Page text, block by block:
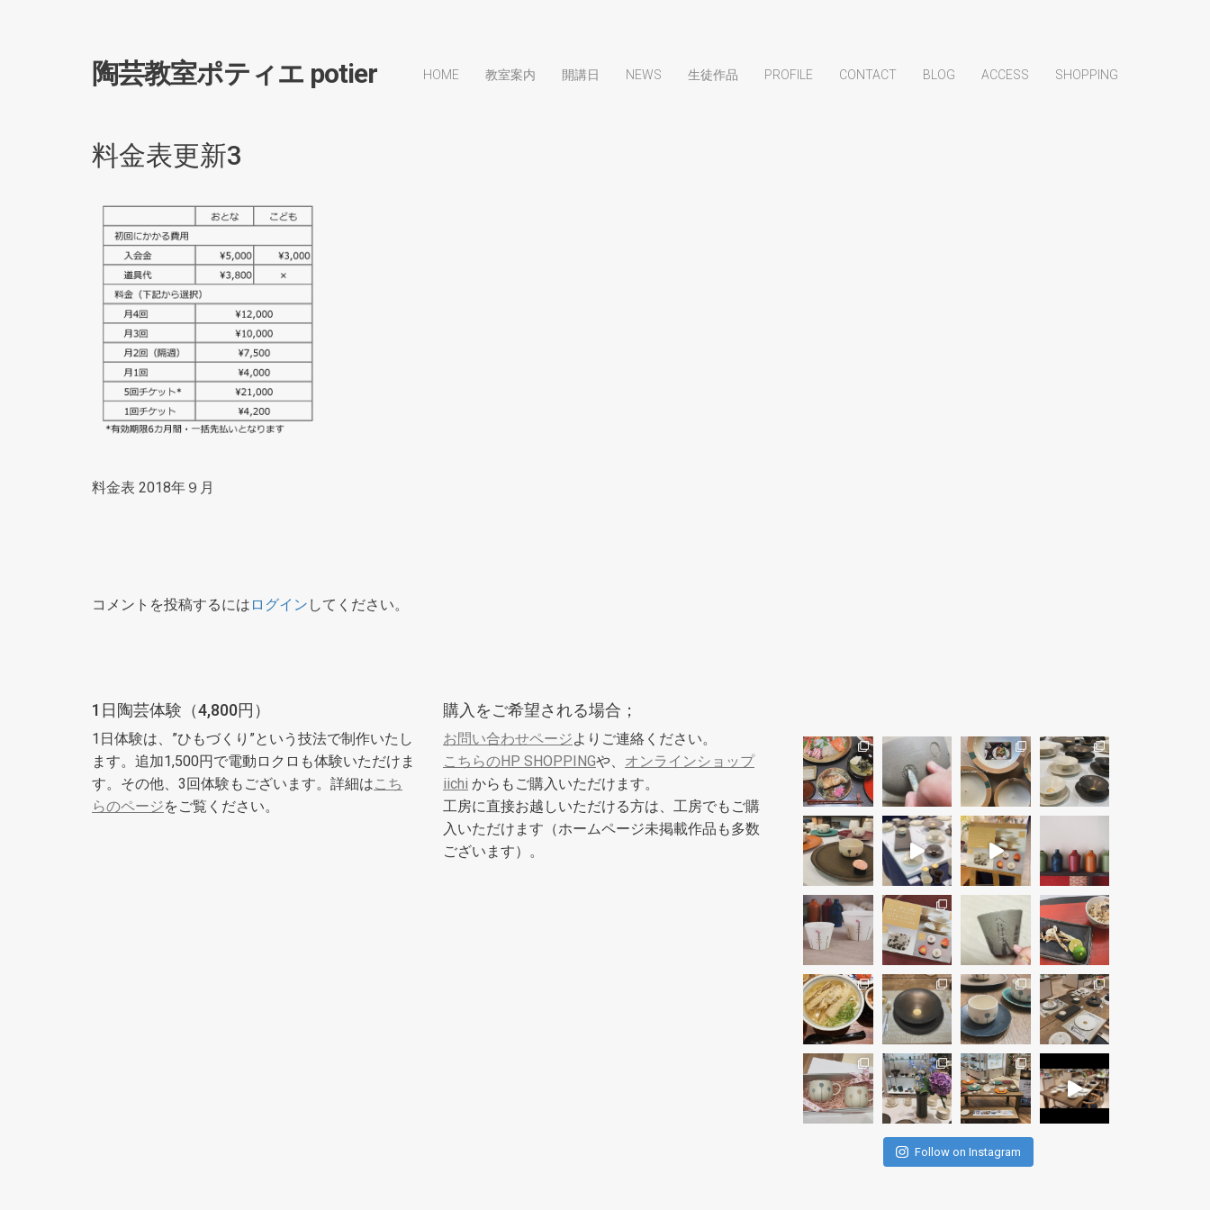
陶芸教室ポティエ potier HOME 教室案内 開講日 NEWS 生徒作品 PROFILE CONTACT BLOG ACCESS SHOPPING
料金表更新3
料金表 2018年９月
コメントを投稿するには ログイン してください。
1日陶芸体験（4,800円）
1日体験は、”ひもづくり”という技法で制作いたし
ます。追加1,500円で電動ロクロも体験いただけま
す。その他、3回体験もございます。詳細はこち
らのページをご覧ください。
購入をご希望される場合；
お問い合わせページよりご連絡ください。
こちらのHP SHOPPINGや、 オンラインショップ
iichi からもご購入いただけます。
工房に直接お越しいただける方は、工房でもご購
入いただけます（ホームページ未掲載作品も多数
ございます）。
Follow on Instagram